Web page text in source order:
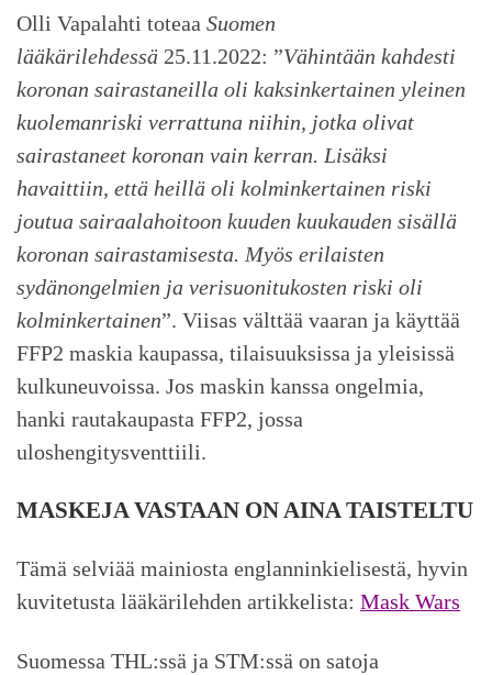
Olli Vapalahti toteaa Suomen
lääkärilehdessä 25.11.2022: ”Vähintään kahdesti
koronan sairastaneilla oli kaksinkertainen yleinen
kuolemanriski verrattuna niihin, jotka olivat
sairastaneet koronan vain kerran. Lisäksi
havaittiin, että heillä oli kolminkertainen riski
joutua sairaalahoitoon kuuden kuukauden sisällä
koronan sairastamisesta. Myös erilaisten
sydänongelmien ja verisuonitukosten riski oli
kolminkertainen”. Viisas välttää vaaran ja käyttää
FFP2 maskia kaupassa, tilaisuuksissa ja yleisissä
kulkuneuvoissa. Jos maskin kanssa ongelmia,
hanki rautakaupasta FFP2, jossa
uloshengitysventtiili.
MASKEJA VASTAAN ON AINA TAISTELTU
Tämä selviää mainiosta englanninkielisestä, hyvin
kuvitetusta lääkärilehden artikkelista: Mask Wars
Suomessa THL:ssä ja STM:ssä on satoja